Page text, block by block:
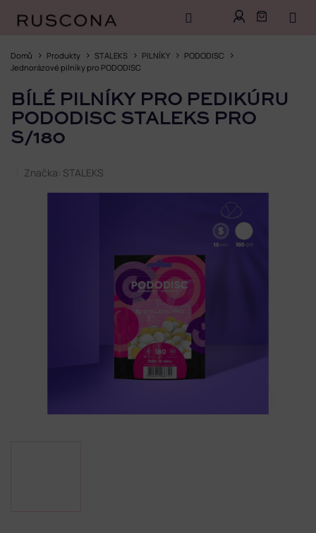
obsah
Domů Produkty STALEKS PILNÍKY
PODODISC
Jednorázové pilníky pro PODODISC
BÍLÉ PILNÍKY PRO PEDIKÚRU
PODODISC STALEKS PRO
S/180
Značka: STALEKS